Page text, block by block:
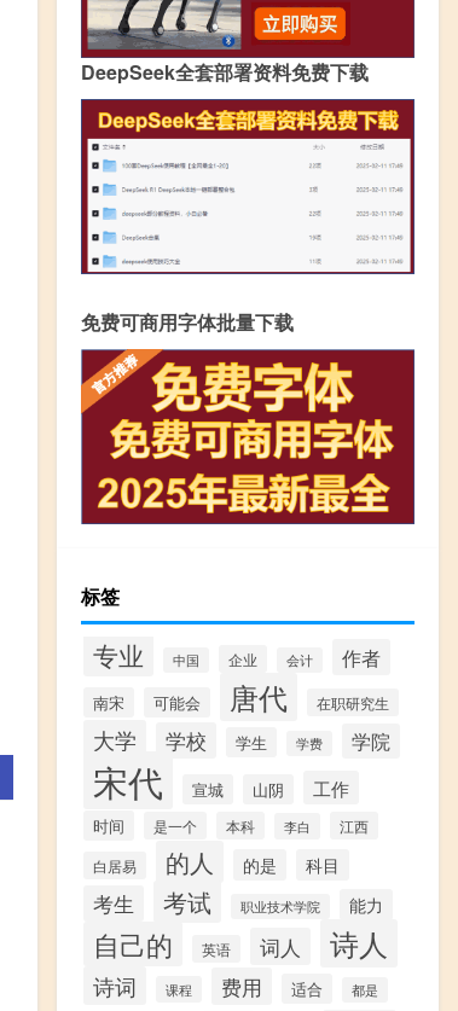
DeepSeek全套部署资料免费下载
免费可商用字体批量下载
标签
专业 中国 企业 会计 作者
南宋 可能会 唐代 在职研究生
大学 学校 学生 学费 学院
宋代 宣城 山阴 工作
时间 是一个 本科 李白
江西
白居易
的人 的是 科目
考生 考试 职业技术学院 能力
自己的 英语 词人 诗人
诗词 课程 费用 适合 都是